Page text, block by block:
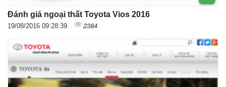
Đánh giá ngoại thất Toyota Vios 2016
19/08/2016 09:28:39 2384